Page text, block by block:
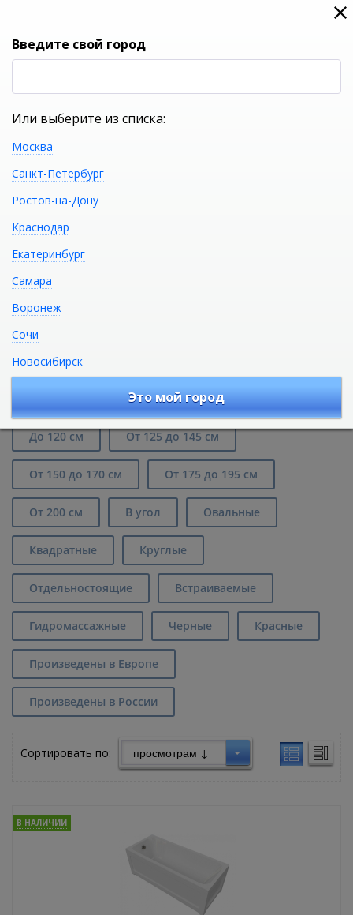
0
Акриловые ванны Aquatek Мия в
Москве
До 120 см От 125 до 145 см
От 150 до 170 см От 175 до 195 см
От 200 см В угол Овальные
Квадратные Круглые
Отдельностоящие Встраиваемые
Гидромассажные Черные Красные
Произведены в Европе
Произведены в России
Сортировать по:
В НАЛИЧИИ
Введите свой город
Или выберите из списка:
Москва
Санкт-Петербург
Ростов-на-Дону
Краснодар
Екатеринбург
Самара
Воронеж
Сочи
Новосибирск
Это мой город